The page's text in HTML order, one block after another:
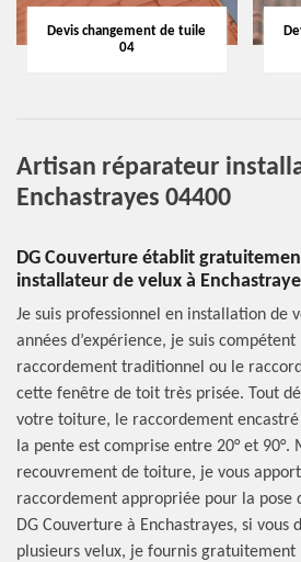
Devis changement de tuile
04
Artisan réparateur
Enchastrayes 04400
DG Couverture établit
installateur de velux à
Je suis professionnel en installation de
années d’expérience, je suis
raccordement traditionnel ou le
cette fenêtre de toit très prisée. Tout
votre toiture, le raccordement
la pente est comprise entre 20° et 90°.
recouvrement de toiture, je vous
raccordement appropriée pour la pose
DG Couverture à Enchastrayes, si vous
plusieurs velux, je fournis